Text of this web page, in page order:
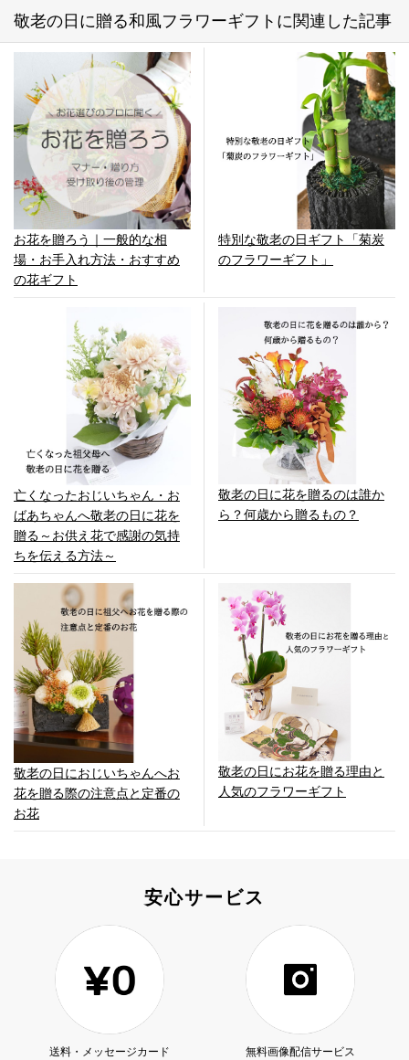
敬老の日に贈る和風フラワーギフトに関連した記事
お花を贈ろう｜一般的な相
場・お手入れ方法・おすすめ
の花ギフト
特別な敬老の日ギフト「菊炭
のフラワーギフト」
亡くなったおじいちゃん・お
ばあちゃんへ敬老の日に花を
贈る～お供え花で感謝の気持
ちを伝える方法～
敬老の日に花を贈るのは誰か
ら？何歳から贈るもの？
敬老の日におじいちゃんへお
花を贈る際の注意点と定番の
お花
敬老の日にお花を贈る理由と
人気のフラワーギフト
安心サービス
送料・メッセージカード
無料画像配信サービス